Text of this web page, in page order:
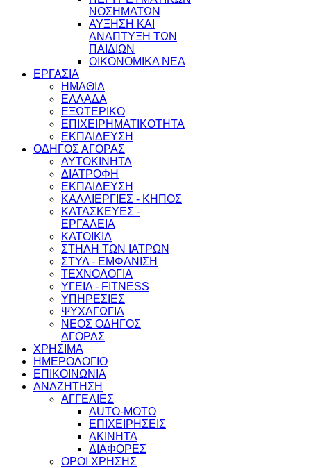
ΝΟΣΗΜΑΤΩΝ
ΑΥΞΗΣΗ ΚΑΙ
ΑΝΑΠΤΥΞΗ ΤΩΝ
ΠΑΙΔΙΩΝ
ΟΙΚΟΝΟΜΙΚΑ ΝΕΑ
ΕΡΓΑΣΙΑ
ΗΜΑΘΙΑ
ΕΛΛΑΔΑ
ΕΞΩΤΕΡΙΚΟ
ΕΠΙΧΕΙΡΗΜΑΤΙΚΟΤΗΤΑ
ΕΚΠΑΙΔΕΥΣΗ
ΟΔΗΓΟΣ ΑΓΟΡΑΣ
ΑΥΤΟΚΙΝΗΤΑ
ΔΙΑΤΡΟΦΗ
ΕΚΠΑΙΔΕΥΣΗ
ΚΑΛΛΙΕΡΓΙΕΣ - ΚΗΠΟΣ
ΚΑΤΑΣΚΕΥΕΣ -
ΕΡΓΑΛΕΙΑ
ΚΑΤΟΙΚΙΑ
ΣΤΗΛΗ ΤΩΝ ΙΑΤΡΩΝ
ΣΤΥΛ - ΕΜΦΑΝΙΣΗ
ΤΕΧΝΟΛΟΓΙΑ
ΥΓΕΙΑ - FITNESS
ΥΠΗΡΕΣΙΕΣ
ΨΥΧΑΓΩΓΙΑ
ΝΕΟΣ ΟΔΗΓΟΣ
ΑΓΟΡΑΣ
ΧΡΗΣΙΜΑ
ΗΜΕΡΟΛΟΓΙΟ
ΕΠΙΚΟΙΝΩΝΙΑ
ΑΝΑΖΗΤΗΣΗ
ΑΓΓΕΛΙΕΣ
AUTO-MOTO
ΕΠΙΧΕΙΡΗΣΕΙΣ
ΑΚΙΝΗΤΑ
ΔΙΑΦΟΡΕΣ
ΟΡΟΙ ΧΡΗΣΗΣ